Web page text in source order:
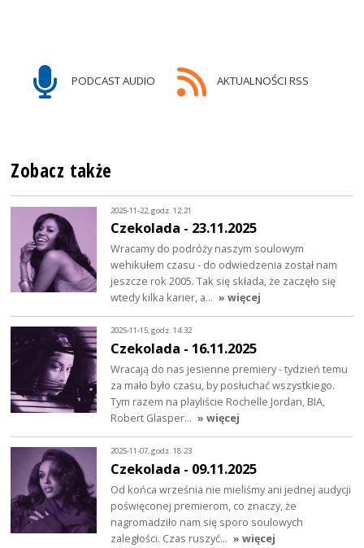
PODCAST AUDIO AKTUALNOŚCI RSS
Zobacz także
2025-11-22, godz. 12:21
Czekolada - 23.11.2025
Wracamy do podróży naszym soulowym
wehikułem czasu - do odwiedzenia został nam
jeszcze rok 2005. Tak się składa, że zaczęło się
wtedy kilka karier, a… » więcej
2025-11-15, godz. 14:32
Czekolada - 16.11.2025
Wracają do nas jesienne premiery - tydzień temu
za mało było czasu, by posłuchać wszystkiego.
Tym razem na playliście Rochelle Jordan, BIA,
Robert Glasper… » więcej
2025-11-07, godz. 18:23
Czekolada - 09.11.2025
Od końca września nie mieliśmy ani jednej audycji
poświęconej premierom, co znaczy, że
nagromadziło nam się sporo soulowych
zaległości. Czas ruszyć… » więcej